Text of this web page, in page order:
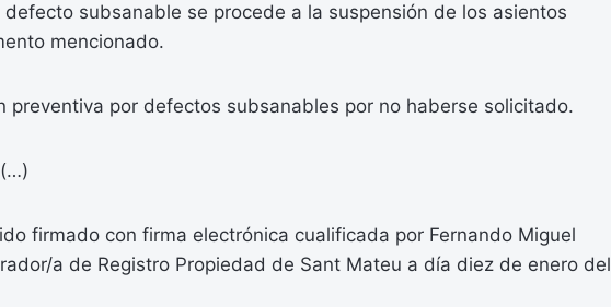
subsanable se procede a la suspensión de los asientos
mencionado.
preventiva por defectos subsanables por no haberse solicitado.
firmado con firma electrónica cualificada por Fernando Miguel
a de Registro Propiedad de Sant Mateu a día diez de enero del